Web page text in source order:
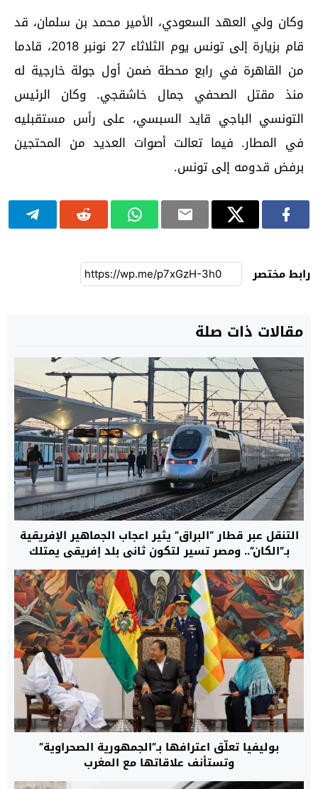
وكان ولي العهد السعودي، الأمير محمد بن سلمان، قد
قام بزيارة إلى تونس يوم الثلاثاء 27 نونبر 2018، قادما
من القاهرة في رابع محطة ضمن أول جولة خارجية له
منذ مقتل الصحفي جمال خاشقجي. وكان الرئيس
التونسي الباجي قايد السبسي، على رأس مستقبليه
في المطار. فيما تعالت أصوات العديد من المحتجين
برفض قدومه إلى تونس.
رابط مختصر
مقالات ذات صلة
التنقل عبر قطار “البراق” يثير اعجاب الجماهير الإفريقية
بـ”الكان”.. ومصر تسير لتكون ثاني بلد إفريقي يمتلك
قطارا فائق السرعة
بوليفيا تعلّق اعترافها بـ”الجمهورية الصحراوية”
وتستأنف علاقاتها مع المغرب